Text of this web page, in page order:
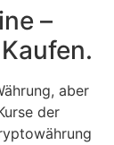
–
aber
der